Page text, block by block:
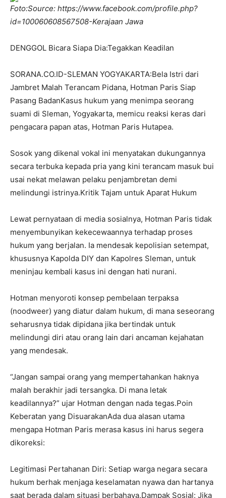
Foto:Source: https://www.facebook.com/profile.php?
id=100060608567508-Kerajaan Jawa
DENGGOL Bicara Siapa Dia:Tegakkan Keadilan
SORANA.CO.ID-SLEMAN YOGYAKARTA:Bela Istri dari
Jambret Malah Terancam Pidana, Hotman Paris Siap
Pasang BadanKasus hukum yang menimpa seorang
suami di Sleman, Yogyakarta, memicu reaksi keras dari
pengacara papan atas, Hotman Paris Hutapea.
Sosok yang dikenal vokal ini menyatakan dukungannya
secara terbuka kepada pria yang kini terancam masuk bui
usai nekat melawan pelaku penjambretan demi
melindungi istrinya.Kritik Tajam untuk Aparat Hukum
Lewat pernyataan di media sosialnya, Hotman Paris tidak
menyembunyikan kekecewaannya terhadap proses
hukum yang berjalan. Ia mendesak kepolisian setempat,
khususnya Kapolda DIY dan Kapolres Sleman, untuk
meninjau kembali kasus ini dengan hati nurani.
Hotman menyoroti konsep pembelaan terpaksa
(noodweer) yang diatur dalam hukum, di mana seseorang
seharusnya tidak dipidana jika bertindak untuk
melindungi diri atau orang lain dari ancaman kejahatan
yang mendesak.
“Jangan sampai orang yang mempertahankan haknya
malah berakhir jadi tersangka. Di mana letak
keadilannya?” ujar Hotman dengan nada tegas.Poin
Keberatan yang DisuarakanAda dua alasan utama
mengapa Hotman Paris merasa kasus ini harus segera
dikoreksi:
Legitimasi Pertahanan Diri: Setiap warga negara secara
hukum berhak menjaga keselamatan nyawa dan hartanya
saat berada dalam situasi berbahaya.Dampak Sosial: Jika